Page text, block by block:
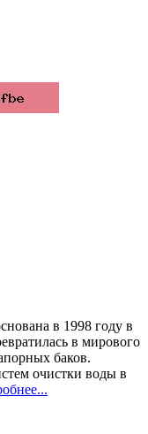
в 1998 году в
в мирового
баков.
очистки воды в